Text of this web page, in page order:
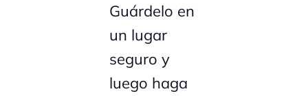
Guárdelo en
un lugar
seguro y
luego haga